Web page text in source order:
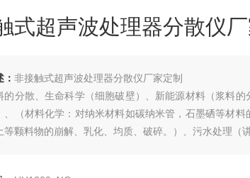
式超声波处理器分散仪厂
非接触式超声波处理器分散仪厂家定制
的分散、生命科学（细胞破壁）、新能源材料（浆料
、（材料化学：对纳米材料如碳纳米管，石墨硒等材
等颗料物的崩解、乳化、均质、破碎。）、污水处理（